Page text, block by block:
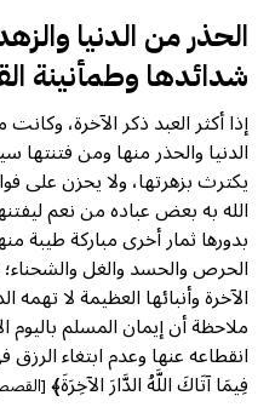
الحذر من الدنيا
شدائدها وطمأنينة
إذا أكثر العبد ذكر الآخرة،
الدنيا والحذر منها ومن فتنتها
يكترث بزهرتها، ولا يحزن على
الله به بعض عباده من نعم
بدورها ثمار أخرى مباركة طيبة
الحرص والحسد والغل
الآخرة وأنبائها العظيمة لا
ملاحظة أن إيمان المسلم باليوم
انقطاعه عنها وعدم ابتغاء الرزق
فِيمَا آتَاكَ اللَّهُ الدَّارَ الآخِرَةَ﴾